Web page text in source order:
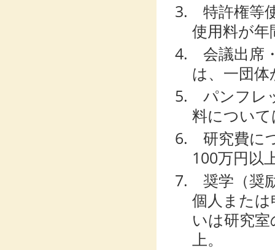
3. 特許権等
使用料が年
4. 会議出席
は、一団
5. パンフレ
料につい
6. 研究費に
100万円以
7. 奨学（奨
個人また
いは研究
上。